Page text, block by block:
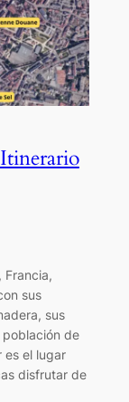
Francia,
sus
sus
población de
es el lugar
disfrutar de